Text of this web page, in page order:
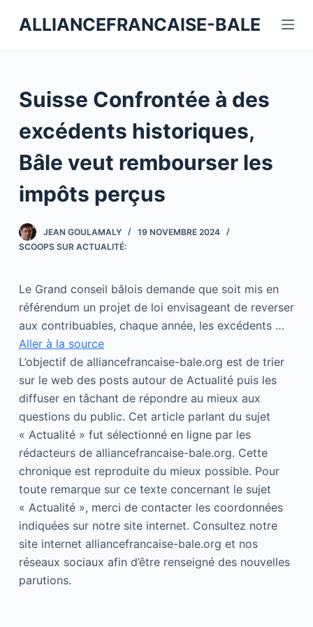
a
n
e
n
ALLIANCEFRANCAISE-BALE
Suisse Confrontée à des
excédents historiques,
Bâle veut rembourser les
impôts perçus
JEAN GOULAMALY
19 NOVEMBRE 2024
SCOOPS SUR ACTUALITÉ:
Le Grand conseil bâlois demande que soit mis en
référendum un projet de loi envisageant de reverser
aux contribuables, chaque année, les excédents …
Aller à la source
L’objectif de alliancefrancaise-bale.org est de trier
sur le web des posts autour de Actualité puis les
diffuser en tâchant de répondre au mieux aux
questions du public. Cet article parlant du sujet
« Actualité » fut sélectionné en ligne par les
rédacteurs de alliancefrancaise-bale.org. Cette
chronique est reproduite du mieux possible. Pour
toute remarque sur ce texte concernant le sujet
« Actualité », merci de contacter les coordonnées
indiquées sur notre site internet. Consultez notre
site internet alliancefrancaise-bale.org et nos
réseaux sociaux afin d’être renseigné des nouvelles
parutions.